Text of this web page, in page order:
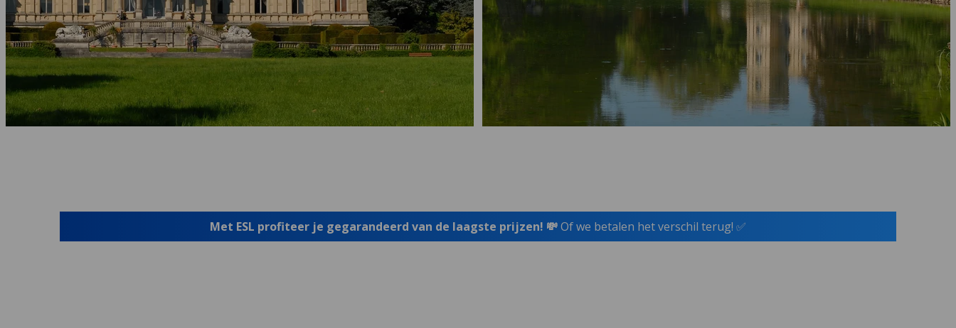
Met ESL profiteer je gegarandeerd van de laagste prijzen! 💸Of we betalen het verschil terug! ✅